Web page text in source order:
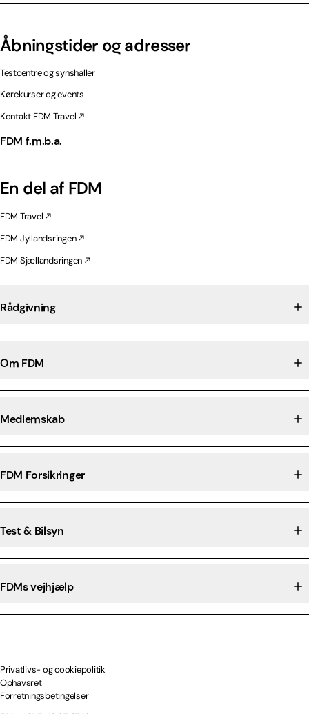
Åbningstider og adresser
Testcentre og synshaller
Kørekurser og events
Kontakt FDM Travel
FDM f.m.b.a.
En del af FDM
FDM Travel
FDM Jyllandsringen
FDM Sjællandsringen
Rådgivning
Om FDM
Medlemskab
FDM Forsikringer
Test & Bilsyn
FDMs vejhjælp
Privatlivs- og cookiepolitik
Ophavsret
Forretningsbetingelser